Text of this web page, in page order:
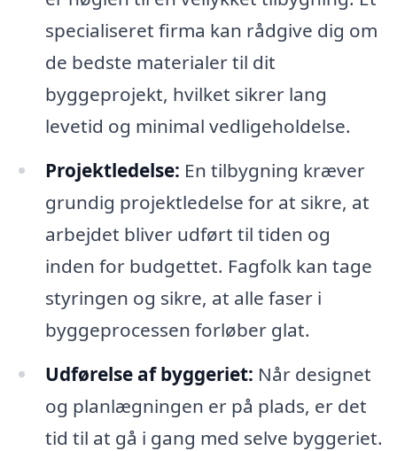
specialiseret firma kan rådgive dig om
de bedste materialer til dit
byggeprojekt, hvilket sikrer lang
levetid og minimal vedligeholdelse.
Projektledelse: En tilbygning kræver
grundig projektledelse for at sikre, at
arbejdet bliver udført til tiden og
inden for budgettet. Fagfolk kan tage
styringen og sikre, at alle faser i
byggeprocessen forløber glat.
Udførelse af byggeriet: Når designet
og planlægningen er på plads, er det
tid til at gå i gang med selve byggeriet.